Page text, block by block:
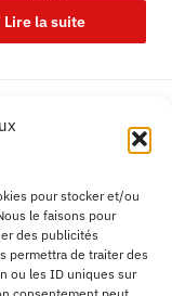
pour stocker et/ou
le faisons pour
des publicités
permettra de traiter des
ou les ID uniques sur
Lire la suite